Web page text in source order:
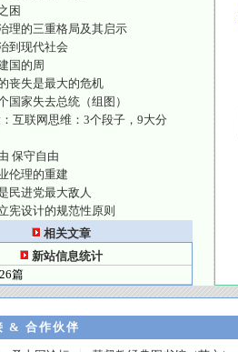
困
理的三重格局及其启示
到现代社会
国的周
丧失是最大的危机
国家失去总统（组图）
互联网思维：3个段子，9大分
保守自由
伦理的重建
民进党最大敌人
宪设计的规范性原则
相关文章
新站信息统计
篇
& 合作伙伴